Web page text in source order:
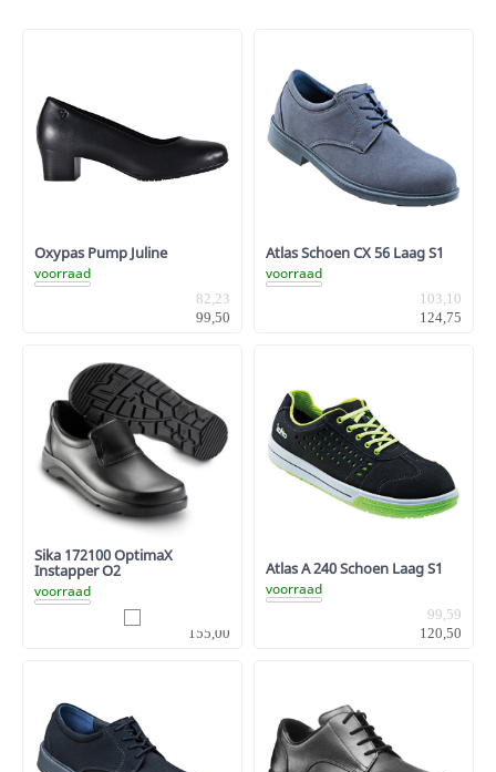
Oxypas Pump Juline
voorraad
82,23
99,50
Atlas Schoen CX 56 Laag S1
voorraad
103,10
124,75
Sika 172100 OptimaX
Instapper O2
voorraad
155,00
Atlas A 240 Schoen Laag S1
voorraad
99,59
120,50